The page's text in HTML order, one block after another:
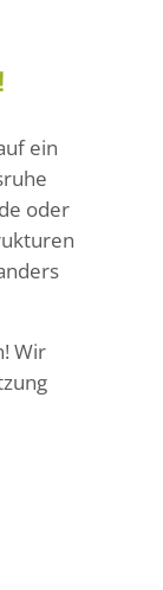
ein
oder
Wir